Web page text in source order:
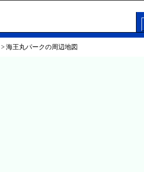
> 海王丸パークの周辺地図